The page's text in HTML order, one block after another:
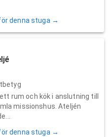
denna stuga →
rum och kök i anslutning till
missionshus. Ateljén
denna stuga →